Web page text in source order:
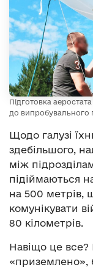
Підготовка
до випробувального
Щодо галузі
здебільшого,
між
підіймаються
на 500 метрів,
комунікувати
80 кілометрів.
Навіщо це все?
«приземлено»,